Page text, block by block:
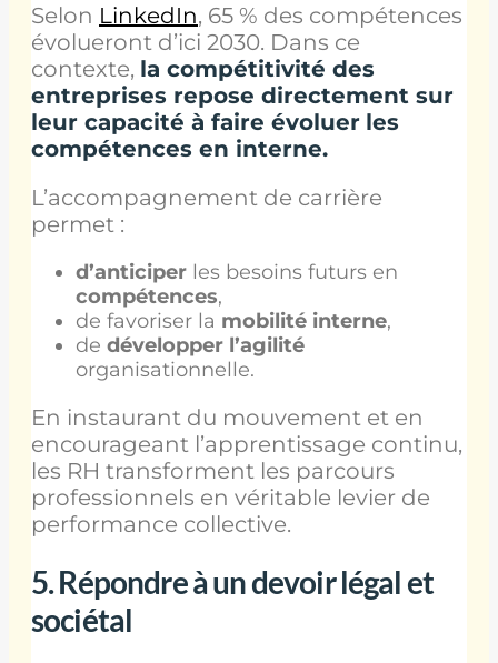
Selon LinkedIn, 65 % des compétences
évolueront d’ici 2030. Dans ce
contexte, la compétitivité des
entreprises repose directement sur
leur capacité à faire évoluer les
compétences en interne.
L’accompagnement de carrière
permet :
d’anticiper les besoins futurs en
compétences,
de favoriser la mobilité interne,
de développer l’agilité
organisationnelle.
En instaurant du mouvement et en
encourageant l’apprentissage continu,
les RH transforment les parcours
professionnels en véritable levier de
performance collective.
5.Répondre à un devoir légal et
sociétal